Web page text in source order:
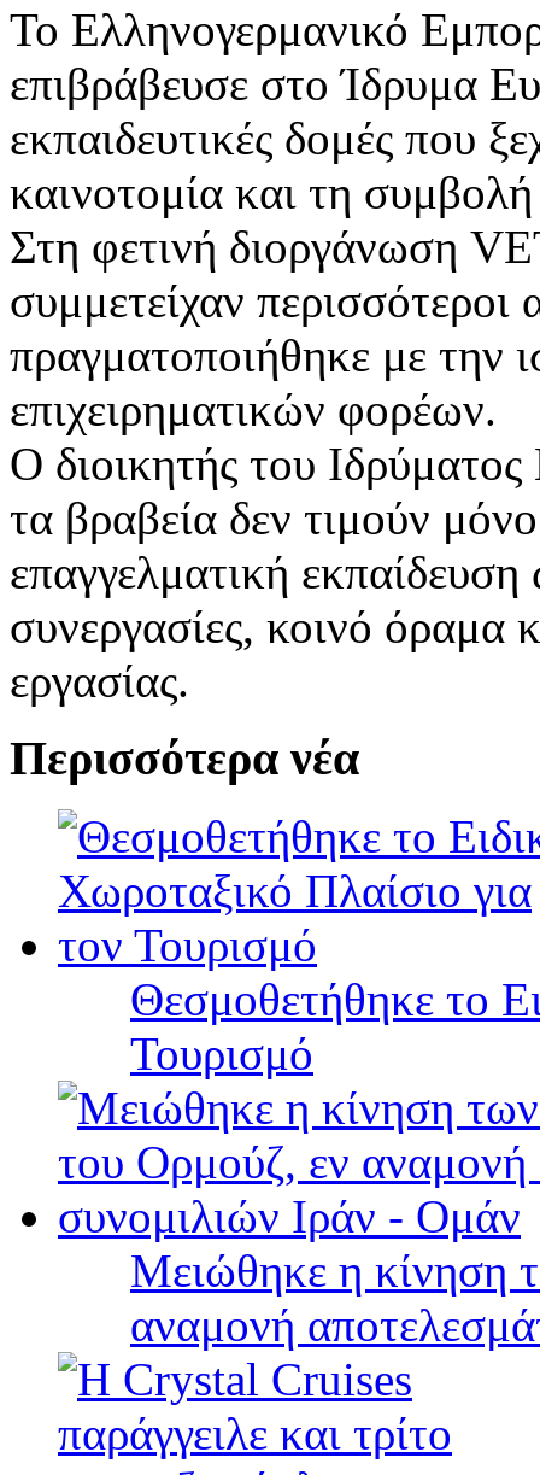
Το Ελληνογερμανικό
επιβράβευσε στο Ίδρυμα
εκπαιδευτικές δομές που
καινοτομία και τη
Στη φετινή διοργάνωση
συμμετείχαν περισσότεροι
πραγματοποιήθηκε με την
επιχειρηματικών φορέων.
Ο διοικητής του
τα βραβεία δεν τιμούν
επαγγελματική
συνεργασίες, κοινό όραμα
εργασίας.
Περισσότερα νέα
Θεσμοθετήθηκε το
Τουρισμό
Μειώθηκε η κίνηση
αναμονή